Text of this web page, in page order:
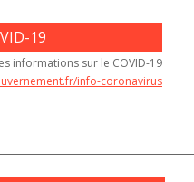
19
informations sur le COVID-19
info-coronavirus